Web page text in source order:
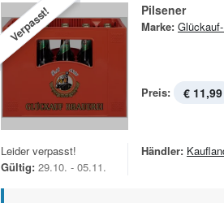
Verpasst! Pilsener
Marke:
Preis: € 11,99
Leider verpasst!
Gültig: 29.10. - 05.11.
Händler: